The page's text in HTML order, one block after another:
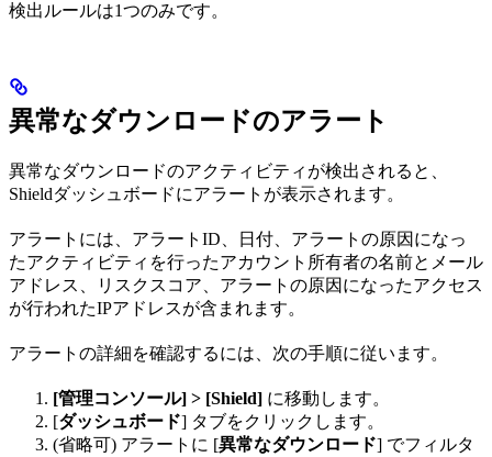
検出ルールは1つのみです。
異常なダウンロードのアラート
異常なダウンロードのアクティビティが検出されると、
Shieldダッシュボードにアラートが表示されます。
アラートには、アラートID、日付、アラートの原因になっ
たアクティビティを行ったアカウント所有者の名前とメール
アドレス、リスクスコア、アラートの原因になったアクセス
が行われたIPアドレスが含まれます。
アラートの詳細を確認するには、次の手順に従います。
[管理コンソール] > [Shield] に移動します。
[ダッシュボード] タブをクリックします。
(省略可) アラートに [異常なダウンロード] でフィルタ